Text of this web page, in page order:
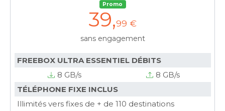
Promo
39,99 €
sans engagement
FREEBOX ULTRA ESSENTIEL DÉBITS
8 GB/s
8 GB/s
TÉLÉPHONE FIXE INCLUS
Illimités vers fixes de + de 110 destinations